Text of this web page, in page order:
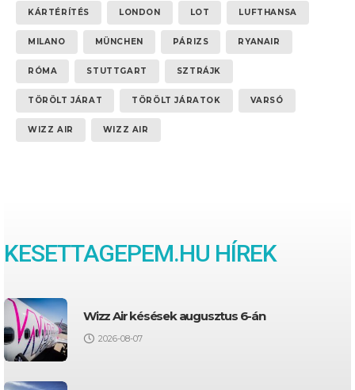
KÁRTÉRÍTÉS LONDON LOT LUFTHANSA
MILANO MÜNCHEN PÁRIZS RYANAIR
RÓMA STUTTGART SZTRÁJK
TÖRÖLT JÁRAT TÖRÖLT JÁRATOK VARSÓ
WIZZ AIR WIZZ AIR
KESETTAGEPEM.HU HÍREK
Wizz Air késések augusztus 6-án
2026-08-07